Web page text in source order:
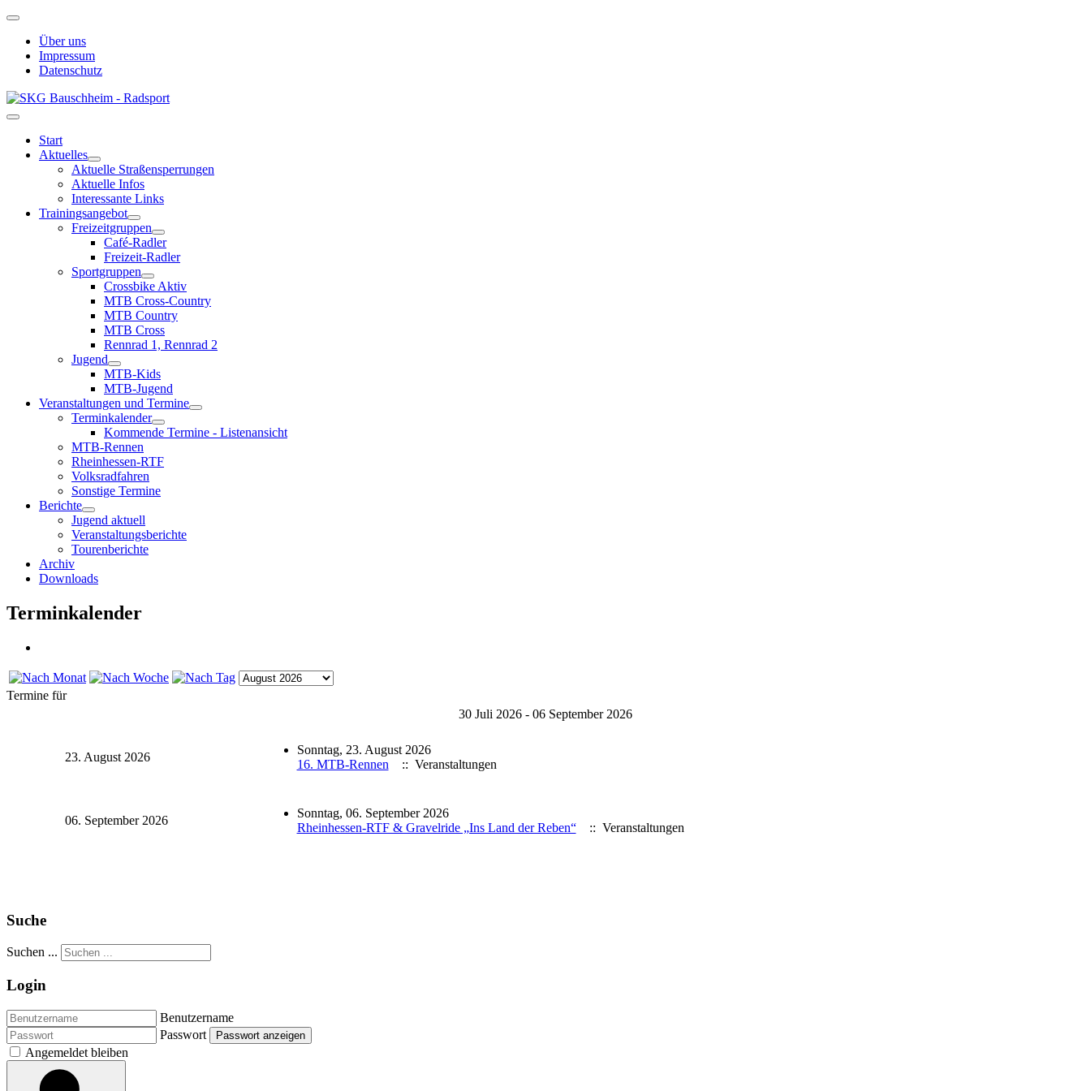
Über uns
Impressum
Datenschutz
Start
Aktuelles
Aktuelle Straßensperrungen
Aktuelle Infos
Interessante Links
Trainingsangebot
Freizeitgruppen
Café-Radler
Freizeit-Radler
Sportgruppen
Crossbike Aktiv
MTB Cross-Country
MTB Country
MTB Cross
Rennrad 1, Rennrad 2
Jugend
MTB-Kids
MTB-Jugend
Veranstaltungen und Termine
Terminkalender
Kommende Termine - Listenansicht
MTB-Rennen
Rheinhessen-RTF
Volksradfahren
Sonstige Termine
Berichte
Jugend aktuell
Veranstaltungsberichte
Tourenberichte
Archiv
Downloads
Terminkalender
Termine für
30 Juli 2026 - 06 September 2026
23. August 2026
Sonntag, 23. August 2026
16. MTB-Rennen
:: Veranstaltungen
06. September 2026
Sonntag, 06. September 2026
Rheinhessen-RTF & Gravelride „Ins Land der Reben“
:: Veranstaltungen
Suche
Suchen ...
Login
Benutzername
Passwort
Passwort anzeigen
Angemeldet bleiben